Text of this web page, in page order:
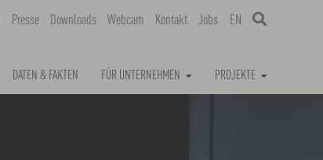
DATEN & FAKTEN FÜR UNTERNEHMEN PROJEKTE
Presse Downloads Webcam Kontakt Jobs EN